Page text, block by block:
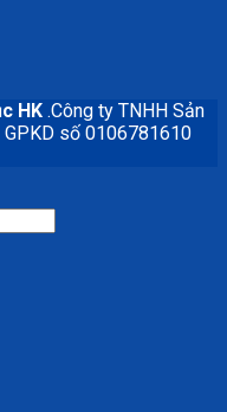
HK .Công ty TNHH Sản
số 0106781610